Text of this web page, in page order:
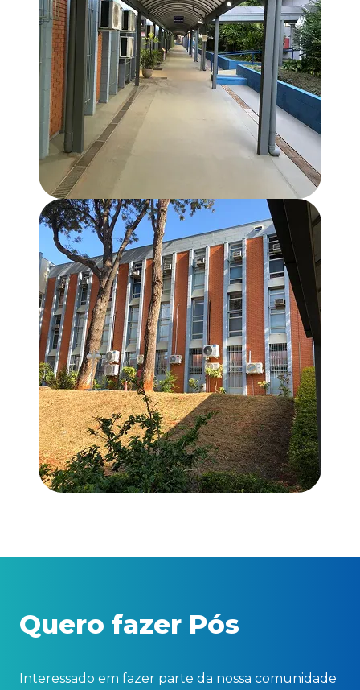
Quero fazer Pós
Interessado em fazer parte da nossa comunidade